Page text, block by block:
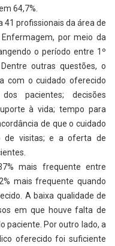
64,7%.
profissionais da área de
por meio da
o período entre 1º
outras questões, o
com o cuidado oferecido
pacientes; decisões
à vida; tempo para
de que o cuidado
de visitas; e a oferta de
mais frequente entre
mais frequente quando
A baixa qualidade de
em que houve falta de
paciente. Por outro lado, a
oferecido foi suficiente